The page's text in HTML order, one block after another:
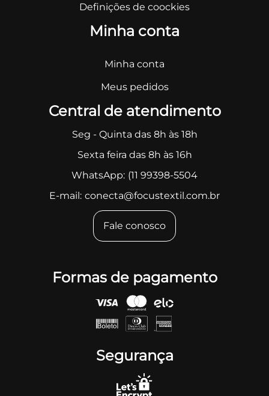
Definições de coockies
Minha conta
Minha conta
Meus pedidos
Central de atendimento
Seg - Quinta das 8h às 18h
Sexta feira das 8h às 16h
WhatsApp: (11 99398-5504
E-mail: conecta@focustextil.com.br
Fale conosco
Formas de pagamento
Segurança